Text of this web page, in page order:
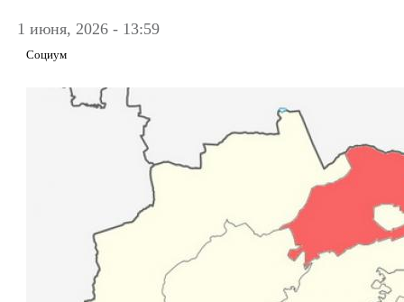
1 июня, 2026 - 13:59
Социум